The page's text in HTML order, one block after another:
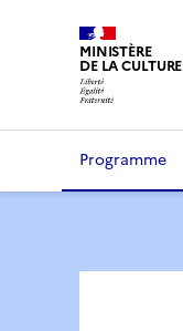
MINISTÈRE
DE LA CULTURE
Programme